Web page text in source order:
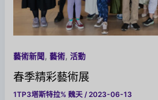
藝術新聞 ,藝術,活動
春季精彩藝術展
1TP3塔斯特拉% 魏天/2023-06-13